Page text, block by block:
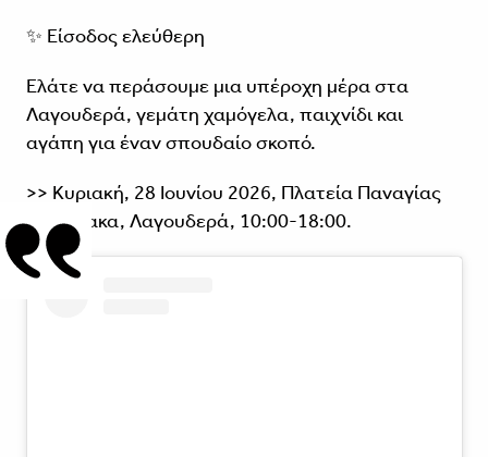
✨ Είσοδος ελεύθερη
Ελάτε να περάσουμε μια υπέροχη μέρα στα
Λαγουδερά, γεμάτη χαμόγελα, παιχνίδι και
αγάπη για έναν σπουδαίο σκοπό.
>> Κυριακή, 28 Ιουνίου 2026, Πλατεία Παναγίας
του Άρακα, Λαγουδερά, 10:00-18:00.